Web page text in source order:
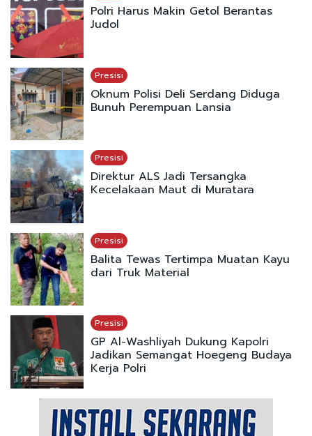
Polri Harus Makin Getol Berantas
Judol
Presisi
Oknum Polisi Deli Serdang Diduga
Bunuh Perempuan Lansia
Presisi
Direktur ALS Jadi Tersangka
Kecelakaan Maut di Muratara
Presisi
Balita Tewas Tertimpa Muatan Kayu
dari Truk Material
Presisi
GP Al-Washliyah Dukung Kapolri
Jadikan Semangat Hoegeng Budaya
Kerja Polri